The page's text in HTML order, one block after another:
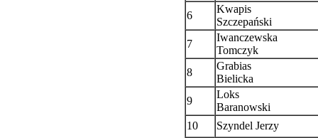
6
Kwapis
Szczepański
7
Iwanczewska
Tomczyk
8
Grabias
Bielicka
9
Loks
Baranowski
10
Szyndel Jerzy